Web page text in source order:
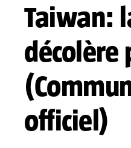
Taiwan:
décolère
officiel)